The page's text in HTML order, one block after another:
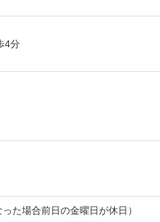
4分
た場合前日の金曜日が休日）